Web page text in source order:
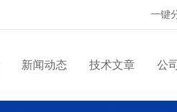
一键
新闻动态 技术文章 公